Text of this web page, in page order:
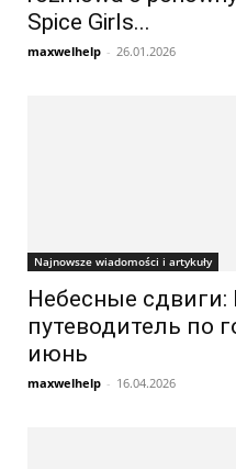
Spice Girls...
maxwelhelp - 26.01.2026
Najnowsze wiadomości i artykuły
Небесные
путеводитель по
июнь
maxwelhelp - 16.04.2026